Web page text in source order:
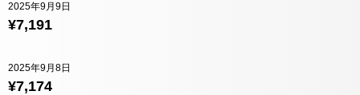
¥7,191
2025年9月9日
¥7,174
2025年9月8日